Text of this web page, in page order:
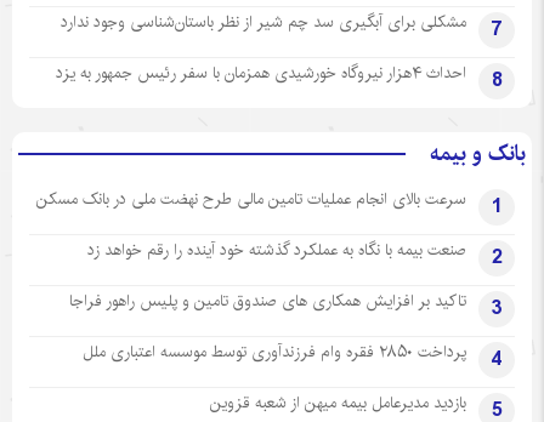
7 مشکلی برای آبگیری سد چم شیر از نظر باستان‌شناسی وجود ندارد
8 احداث ۴هزار نیروگاه خورشیدی همزمان با سفر رئیس جمهور به یزد
بانک و بیمه
1 سرعت بالای انجام عملیات تامین مالی طرح نهضت ملی در بانک مسکن
2 صنعت بیمه با نگاه به عملکرد گذشته خود آینده را رقم خواهد زد
3 تاکید بر افزایش همکاری های صندوق تامین و پلیس راهور فراجا
4 پرداخت ۲۸۵۰ فقره وام فرزندآوری توسط موسسه اعتباری ملل
5 بازدید مدیرعامل بیمه میهن از شعبه قزوین